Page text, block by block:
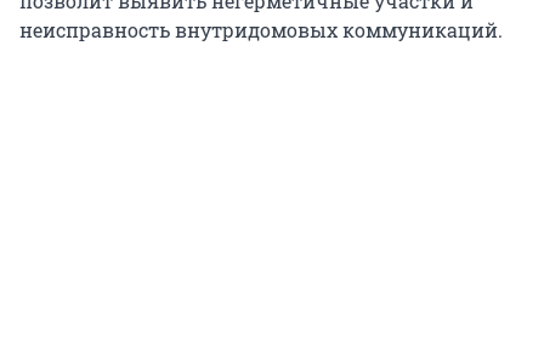
неисправность внутридомовых коммуникаций.